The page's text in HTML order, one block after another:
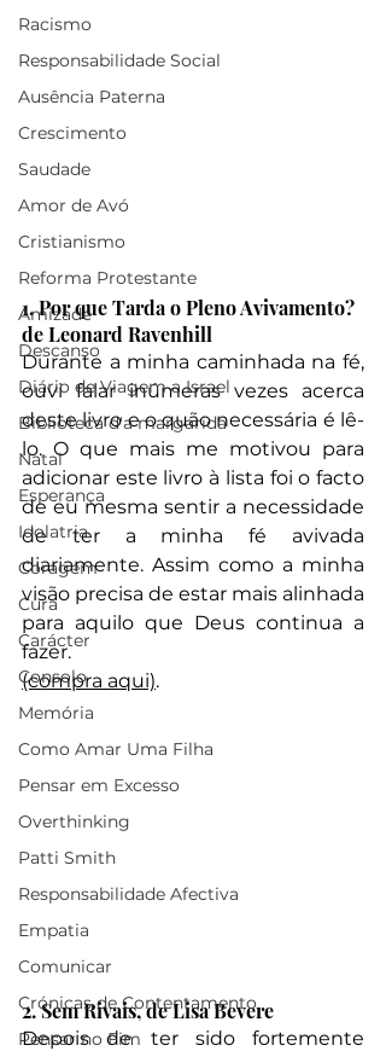
Racismo
Responsabilidade Social
Ausência Paterna
Crescimento
Saudade
Amor de Avó
Cristianismo
Reforma Protestante
Amizade
Descanso
Diário de Viagem a Israel
Biblioteca d'a margarida
Natal
Esperança
Idolatria
Coragem
Cura
Carácter
Consolo
Memória
Como Amar Uma Filha
Pensar em Excesso
Overthinking
Patti Smith
Responsabilidade Afectiva
Empatia
Comunicar
Crónicas de Contentamento
Pensar no Fim
1. Por que Tarda o Pleno Avivamento?
de Leonard Ravenhill
Durante a minha caminhada na fé,
ouvi falar inúmeras vezes acerca
deste livro e o quão necessária é lê-
lo. O que mais me motivou para
adicionar este livro à lista foi o facto
de eu mesma sentir a necessidade
de ter a minha fé avivada
diariamente. Assim como a minha
visão precisa de estar mais alinhada
para aquilo que Deus continua a
fazer.
(compra aqui).
2. Sem Rivais, de Lisa Bevere
Depois de
ter sido fortemente